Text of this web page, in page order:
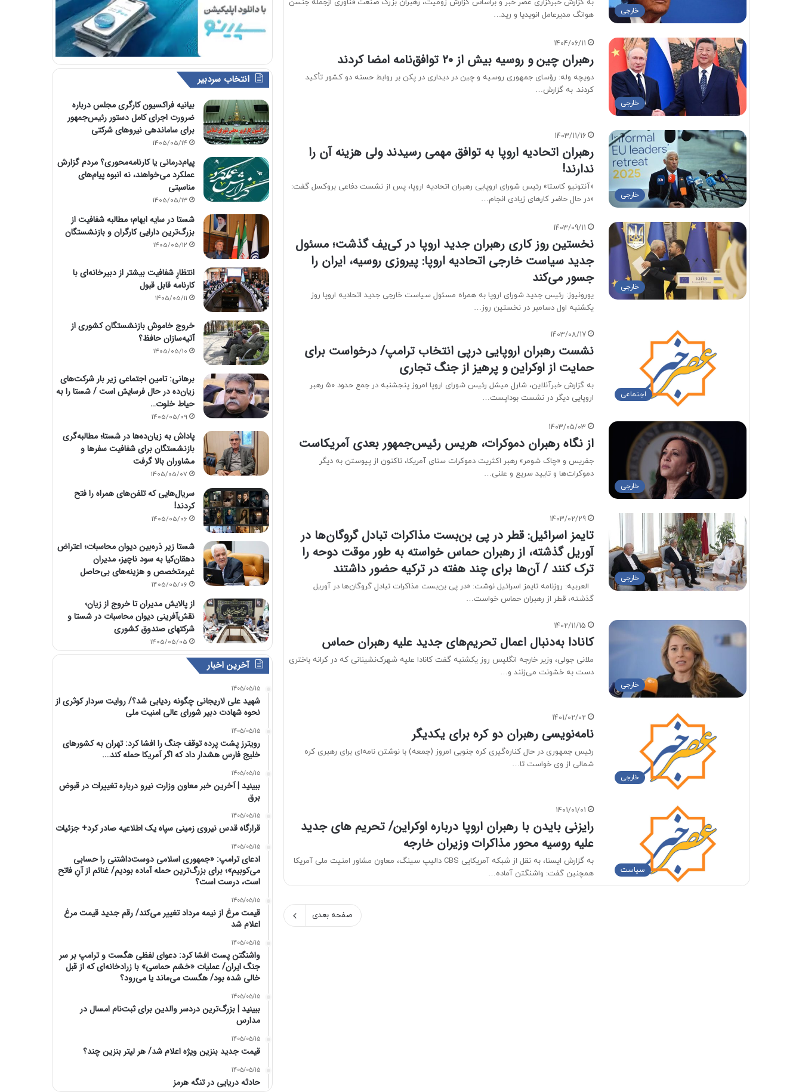
خارجی
به گزارش خبرگزاری عصر خبر و براساس گزارش زومیت، رهبران بزرگ صنعت فناوری ازجمله جنسن
هوانگ مدیرعامل انویدیا و رید…
خارجی
1404/06/11
رهبران چین و روسیه بیش از ۲۰ توافق‌نامه امضا کردند
دویچه وله: رؤسای جمهوری روسیه و چین در دیداری در پکن بر روابط حسنه دو کشور تأکید
کردند. به گزارش…
خارجی
1403/11/16
رهبران اتحادیه اروپا به توافق مهمی رسیدند ولی هزینه آن را
ندارند!
«آنتونیو کاستا» رئیس شورای اروپایی رهبران اتحادیه اروپا، پس از نشست دفاعی بروکسل گفت:
«در حال حاضر کارهای زیادی انجام…
خارجی
1403/09/11
نخستین روز کاری رهبران جدید اروپا در کی‌یف گذشت؛ مسئول
جدید سیاست خارجی اتحادیه اروپا: پیروزی روسیه، ایران را
جسور می‌کند
یورونیوز: رئيس جدید شورای اروپا به همراه مسئول سیاست خارجی جدید اتحادیه اروپا روز
یکشنبه اول دسامبر در نخستین روز…
اجتماعی
1403/08/17
نشست رهبران اروپایی درپی انتخاب ترامپ/ درخواست برای
حمایت از اوکراین و پرهیز از جنگ تجاری
به گزارش خبرآنلاین، شارل میشل رئیس شورای اروپا امروز پنجشنبه در جمع حدود ۵۰ رهبر
اروپایی دیگر در نشست بوداپست…
خارجی
1403/05/03
از نگاه رهبران دموکرات، هریس رئیس‌جمهور بعدی آمریکاست
جفریس و «چاک شومر» رهبر اکثریت دموکرات سنای آمریکا، تاکنون از پیوستن به دیگر
دموکرات‌ها و تایید سریع و علنی…
خارجی
1403/02/29
تایمز اسرائیل: قطر در پی بن‌بست مذاکرات تبادل گروگان‌ها در
آوریل گذشته، از رهبران حماس خواسته به طور موقت دوحه را
ترک کنند / آن‌ها برای چند هفته در ترکیه حضور داشتند
العربیه: روزنامه تایمز اسرائیل نوشت: «در پی بن‌بست مذاکرات تبادل گروگان‌ها در آوریل
گذشته، قطر از رهبران حماس خواست…
خارجی
1402/11/15
کانادا به‌دنبال اعمال تحریم‌های جدید علیه رهبران حماس
ملانی جولی، وزیر خارجه انگلیس روز یکشنبه گفت کانادا علیه شهرک‌نشینانی که در کرانه باختری
دست به خشونت می‌زنند و…
خارجی
1401/02/02
نامه‌نویسی رهبران دو کره برای یکدیگر
رئیس جمهوری در حال کناره‌گیری کره جنوبی امروز (جمعه) با نوشتن نامه‌ای برای رهبری کره
شمالی از وی خواست تا…
سیاست
1401/01/01
رایزنی بایدن با رهبران اروپا درباره اوکراین/ تحریم های جدید
علیه روسیه محور مذاکرات وزیران خارجه
به گزارش ایسنا، به نقل از شبکه آمریکایی CBS دالیپ سینگ، معاون مشاور امنیت ملی آمریکا
همچنین گفت: واشنگتن آماده…
صفحه بعدی
انتخاب سردبیر
بیانیه فراکسیون کارگری مجلس درباره
ضرورت اجرای کامل دستور رئیس‌جمهور
برای ساماندهی نیروهای شرکتی
1405/05/14
پیام‌درمانی یا کارنامه‌محوری؟ مردم گزارش
عملکرد می‌خواهند، نه انبوه پیام‌های
مناسبتی
1405/05/13
شستا در سایه ابهام؛ مطالبه شفافیت از
بزرگ‌ترین دارایی کارگران و بازنشستگان
1405/05/12
انتظارِ شفافیت بیشتر از دبیرخانه‌ای با
کارنامه قابل قبول
1405/05/11
خروج خاموش بازنشستگان کشوری از
آتیه‌سازان حافظ؟
1405/05/10
برهانی: تامین اجتماعی زیر بار شرکت‌های
زیان‌ده در حال فرسایش است / شستا را به
حیاط خلوت…
1405/05/09
پاداش به زیان‌ده‌ها در شستا؛ مطالبه‌گری
بازنشستگان برای شفافیت سفرها و
مشاوران بالا گرفت
1405/05/07
سریال‌هایی که تلفن‌های همراه را فتح
کردند!
1405/05/06
شستا زیر ذره‌بین دیوان محاسبات؛ اعتراض
دهقان‌کیا به سود ناچیز، مدیران
غیرمتخصص و هزینه‌های بی‌حاصل
1405/05/06
از پالایش مدیران تا خروج از زیان؛
نقش‌آفرینی دیوان محاسبات در شستا و
شرکتهای صندوق کشوری
1405/05/05
آخرین اخبار
1405/05/15
شهید علی لاریجانی چگونه ردیابی شد؟/ روایت سردار کوثری از
نحوه شهادت دبیر شورای عالی امنیت ملی
1405/05/15
رویترز پشت پرده توقف جنگ را افشا کرد: تهران به کشورهای
خلیج فارس هشدار داد که اگر آمریکا حمله کند….
1405/05/15
ببینید | آخرین خبر معاون وزارت نیرو درباره تغییرات در قبوض
برق
1405/05/15
قرارگاه قدس نیروی زمینی سپاه یک اطلاعیه صادر کرد+ جزئیات
1405/05/15
ادعای ترامپ: «جمهوری اسلامی دوست‌داشتنی را حسابی
می‌کوبیم»؛ برای بزرگ‌ترین حمله آماده بودیم/ غنائم از آنِ فاتح
است، درست است؟
1405/05/15
قیمت مرغ از نیمه مرداد تغییر می‌کند/ رقم جدید قیمت مرغ
اعلام شد
1405/05/15
واشنگتن پست افشا کرد: دعوای لفظی هگست و ترامپ بر سر
جنگ ایران/ عملیات «خشم حماسی» با زرادخانه‌ای که از قبل
خالی شده بود/ هگست می‌ماند یا می‌رود؟
1405/05/15
ببینید | بزرگ‌ترین دردسر والدین برای ثبت‌نام امسال در
مدارس
1405/05/15
قیمت جدید بنزین ویژه اعلام شد/ هر لیتر بنزین چند؟
1405/05/15
حادثه دریایی در تنگه هرمز